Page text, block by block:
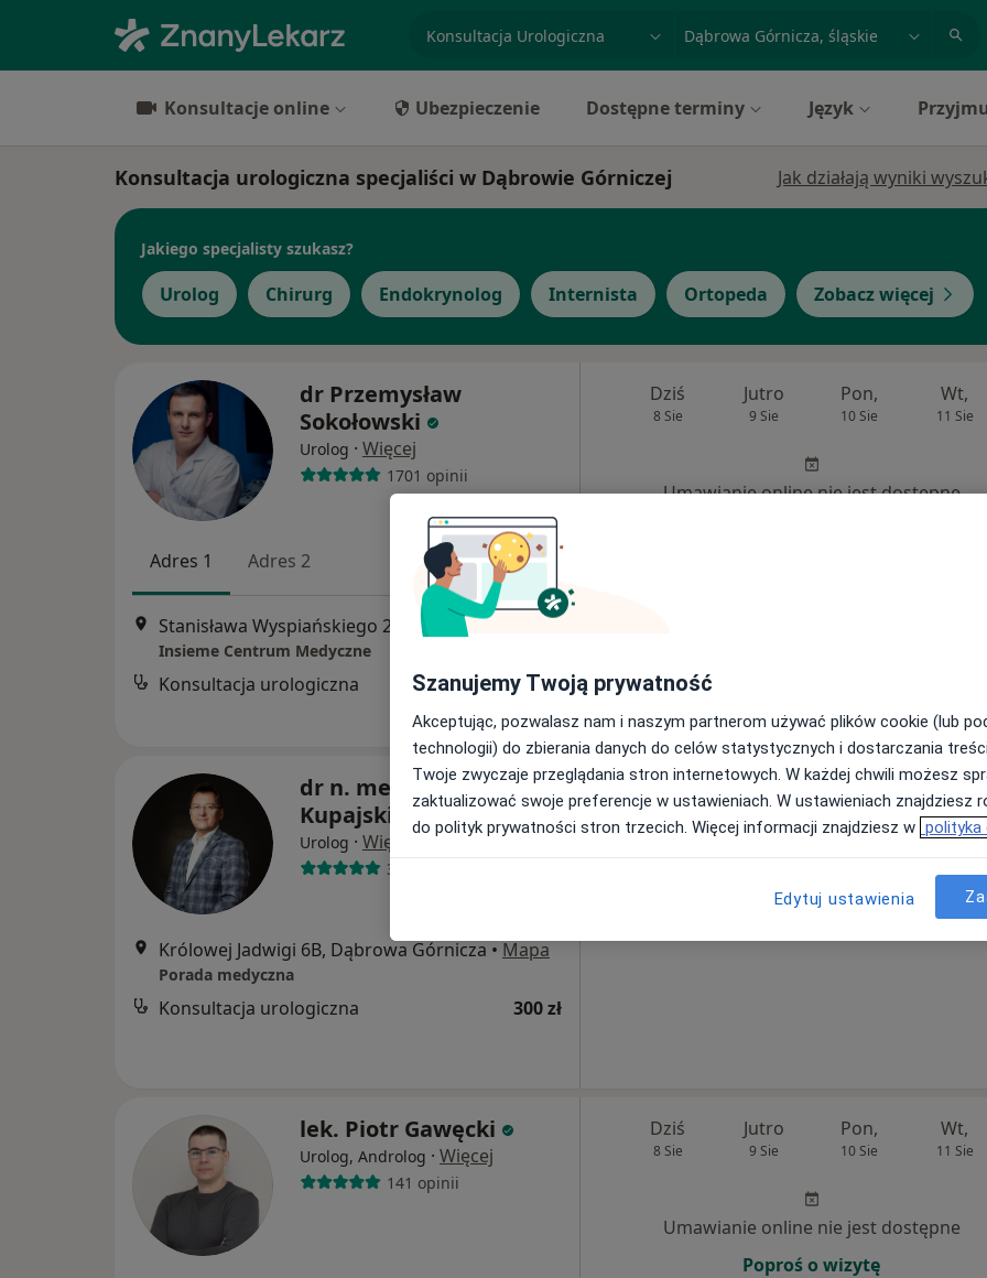
miasto lub dzielnica
Konsultacje online Ubezpieczenie Dostępne terminy Język
Konsultacja urologiczna specjaliści w Dąbrowie Górniczej Jak działają wyniki
Jakiego specjalisty szukasz?
Urolog Chirurg Endokrynolog Internista Ortopeda Zobacz więcej
dr Przemysław
Sokołowski
Urolog · Więcej
1701 opinii
Adres 1 Adres 2
Stanisława Wyspiańskiego 22, Dąbrowa Górnicza Mapa
Insieme Centrum Medyczne
Konsultacja urologiczna 290 zł
Dziś
8 Sie
Jutro
9 Sie
Pon,
10 Sie
Wt,
11 Sie
Umawianie online nie jest dostępne
dr n. med. Maciej
Kupajski
Urolog · Więcej
380 opinii
Królowej Jadwigi 6B, Dąbrowa Górnicza • Mapa
Porada medyczna
Konsultacja urologiczna 300 zł
Dziś
8 Sie
Jutro
9 Sie
Pon,
10 Sie
Wt,
11 Sie
lek. Piotr Gawęcki
Urolog, Androlog · Więcej
141 opinii
Dziś
8 Sie
Jutro
9 Sie
Pon,
10 Sie
Wt,
11 Sie
Umawianie online nie jest dostępne
Poproś o wizytę
Szanujemy Twoją prywatność
Akceptując, pozwalasz nam i naszym partnerom używać plików cookie (lub
technologii) do zbierania danych do celów statystycznych i dostarczania
Twoje zwyczaje przeglądania stron internetowych. W każdej chwili możesz
zaktualizować swoje preferencje w ustawieniach. W ustawieniach znajdziesz
do polityk prywatności stron trzecich. Więcej informacji znajdziesz w polityka
Edytuj ustawienia